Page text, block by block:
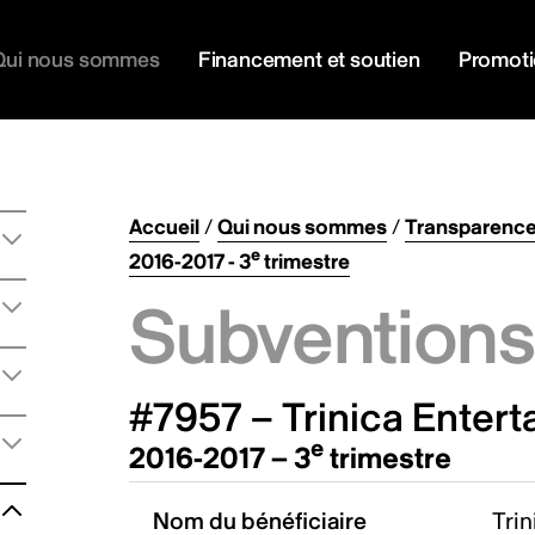
nous sommes Financement et soutien
Accueil/Qui nous sommes/
2016-2017 - 3etrimestre
#7957 – Trinica
2016-2017 – 3e trimestre
Nom du bénéficiaire